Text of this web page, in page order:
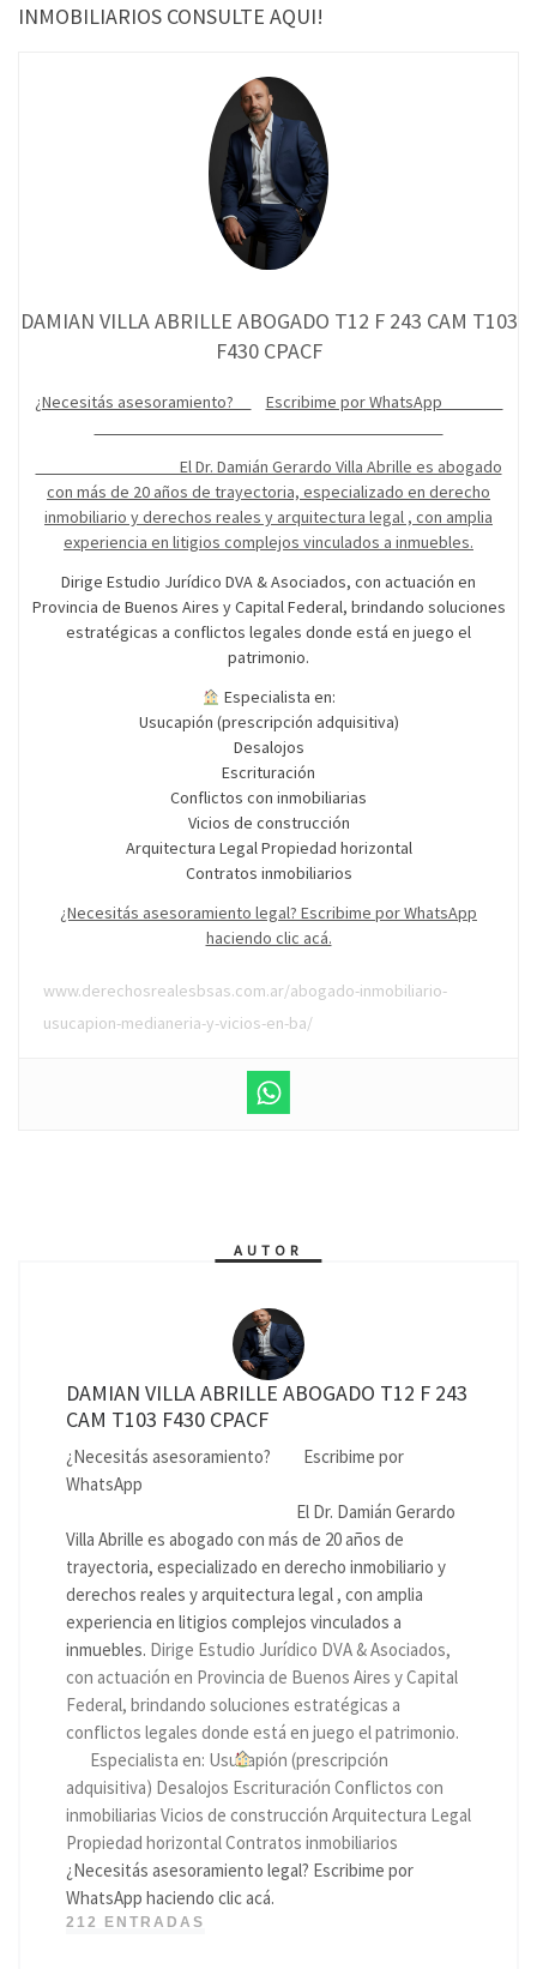
INMOBILIARIOS CONSULTE AQUI!
DAMIAN VILLA ABRILLE ABOGADO T12 F 243 CAM T103
F430 CPACF
¿Necesitás asesoramiento? Escribime por WhatsApp
El Dr. Damián Gerardo Villa Abrille es abogado
con más de 20 años de trayectoria, especializado en derecho
inmobiliario y derechos reales y arquitectura legal , con amplia
experiencia en litigios complejos vinculados a inmuebles.
Dirige Estudio Jurídico DVA & Asociados, con actuación en
Provincia de Buenos Aires y Capital Federal, brindando soluciones
estratégicas a conflictos legales donde está en juego el
patrimonio.
Especialista en:
Usucapión (prescripción adquisitiva)
Desalojos
Escrituración
Conflictos con inmobiliarias
Vicios de construcción
Arquitectura Legal Propiedad horizontal
Contratos inmobiliarios
¿Necesitás asesoramiento legal? Escribime por WhatsApp
haciendo clic acá.
www.derechosrealesbsas.com.ar/abogado-inmobiliario-
usucapion-medianeria-y-vicios-en-ba/
AUTOR
DAMIAN VILLA ABRILLE ABOGADO T12 F 243
CAM T103 F430 CPACF
¿Necesitás asesoramiento?
Escribime por
WhatsApp
El Dr. Damián Gerardo
Villa Abrille es abogado con más de 20 años de
trayectoria, especializado en derecho inmobiliario y
derechos reales y arquitectura legal , con amplia
experiencia en litigios complejos vinculados a
inmuebles. Dirige Estudio Jurídico DVA & Asociados,
con actuación en Provincia de Buenos Aires y Capital
Federal, brindando soluciones estratégicas a
conflictos legales donde está en juego el patrimonio.
Especialista en: Usucapión (prescripción
adquisitiva) Desalojos Escrituración Conflictos con
inmobiliarias Vicios de construcción Arquitectura Legal
Propiedad horizontal Contratos inmobiliarios
¿Necesitás asesoramiento legal? Escribime por
WhatsApp haciendo clic acá.
212 ENTRADAS